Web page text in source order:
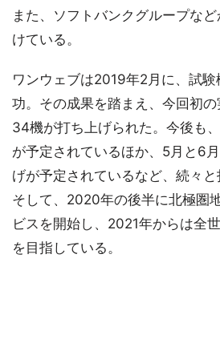
また、ソフトバンクグループな
けている。
ワンウェブは2019年2月に、試
功。その成果を踏まえ、今回初
34機が打ち上げられた。今後も
が予定されているほか、5月と6
げが予定されているなど、続々と
そして、2020年の後半に北極圏
ビスを開始し、2021年からは全
を目指している。